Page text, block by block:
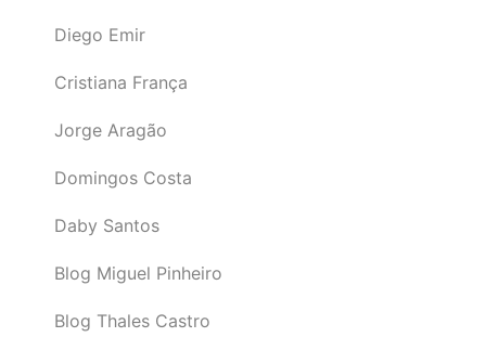
Diego Emir
Cristiana França
Jorge Aragão
Domingos Costa
Daby Santos
Blog Miguel Pinheiro
Blog Thales Castro